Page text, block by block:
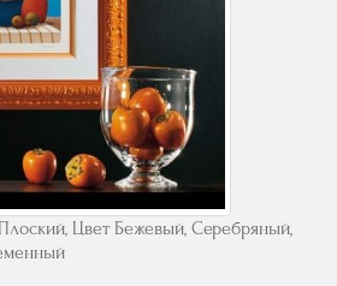
Цвет Бежевый, Серебряный,